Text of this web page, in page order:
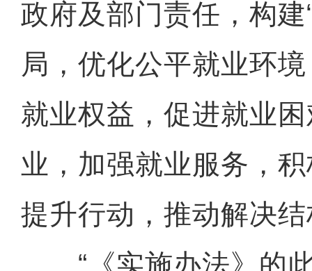
政府及部门责任，构建
局，优化公平就业环
就业权益，促进就业
业，加强就业服务，
提升行动，推动解决
“《实施办法》的此